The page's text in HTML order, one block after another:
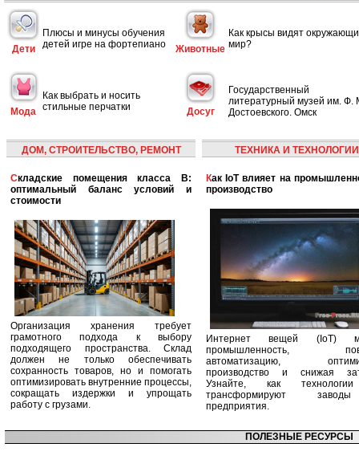
Дети
Плюсы и минусы обучения
детей игре на фортепиано
Животные
Как крысы видят
мир?
Мода
Как выбрать и носить
стильные перчатки
Досуг
Государственный
литературный музей им. Ф.
Достоевского. Омск
ДОМ, СТРОИТЕЛЬСТВО, РЕМОНТ
Складские помещения класса B:
оптимальный баланс условий и
стоимости
Организация хранения требует
грамотного подхода к выбору
подходящего пространства. Склад
должен не только обеспечивать
сохранность товаров, но и помогать
оптимизировать внутренние процессы,
сокращать издержки и упрощать
работу с грузами.
ТЕХНИКА И ТЕХНОЛОГИИ
Как IoT влияет на промышленность и
производство
Интернет вещей (IoT)
промышленность,
автоматизацию,
производство и снижая
Узнайте, как
трансформируют
предприятия.
ПОЛЕЗНЫЕ РЕСУРСЫ